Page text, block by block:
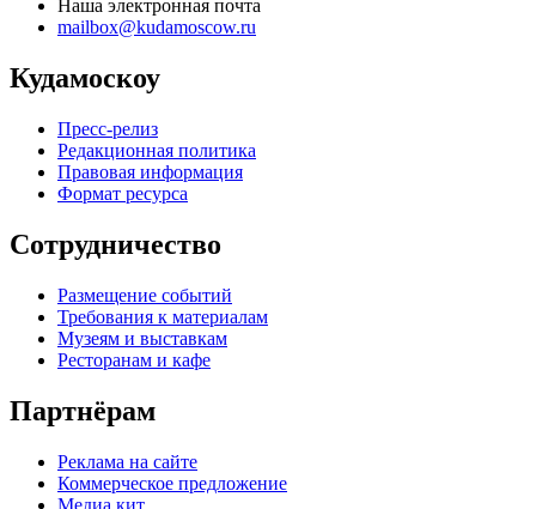
Наша электронная почта
mailbox@kudamoscow.ru
Кудамоскоу
Пресс-релиз
Редакционная политика
Правовая информация
Формат ресурса
Сотрудничество
Размещение событий
Требования к материалам
Музеям и выставкам
Ресторанам и кафе
Партнёрам
Реклама на сайте
Коммерческое предложение
Медиа кит